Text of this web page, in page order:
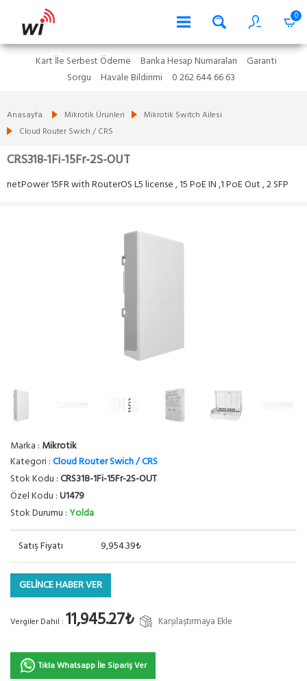
0
Kart İle Serbest Ödeme Banka Hesap Numaraları
Garanti
Sorgu
Havale Bildirimi 0 262 644 66 63
Anasayfa Mikrotik Ürünleri
Mikrotik Switch Ailesi
Cloud Router Swich / CRS
CRS318-1Fi-15Fr-2S-OUT
netPower 15FR with RouterOS L5 license , 15 PoE IN ,1 PoE Out , 2 SFP
Marka : Mikrotik
Kategori :Cloud Router Swich / CRS
Stok Kodu :CRS318-1Fi-15Fr-2S-OUT
Özel Kodu :U1479
Stok Durumu :Yolda
Satış Fiyatı 9,954.39₺
GELİNCE HABER VER
Vergiler Dahil : 11,945.27₺ Karşılaştırmaya Ekle
Tıkla Whatsapp İle Sipariş Ver